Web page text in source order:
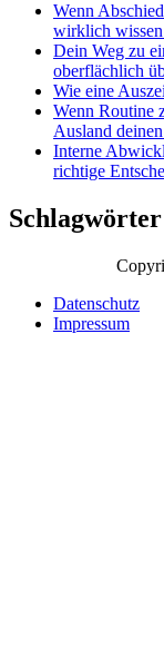
Wenn
wirklich
Dein Weg zu
oberflächlich
Wie eine
Wenn Routine
Ausland
Interne
richtige
Schlagwörter
Datenschutz
Impressum